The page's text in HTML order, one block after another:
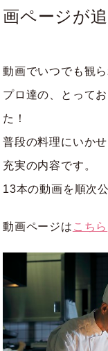
画ページが追
動画でいつでも観
プロ達の、とって
た！
普段の料理にいか
充実の内容です。
13本の動画を順次
動画ページは こちら